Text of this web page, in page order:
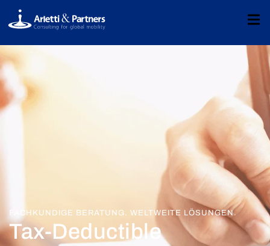
FACHKUNDIGE BERATUNG. WELTWEITE LÖSUNGEN.
Tax-Deductible